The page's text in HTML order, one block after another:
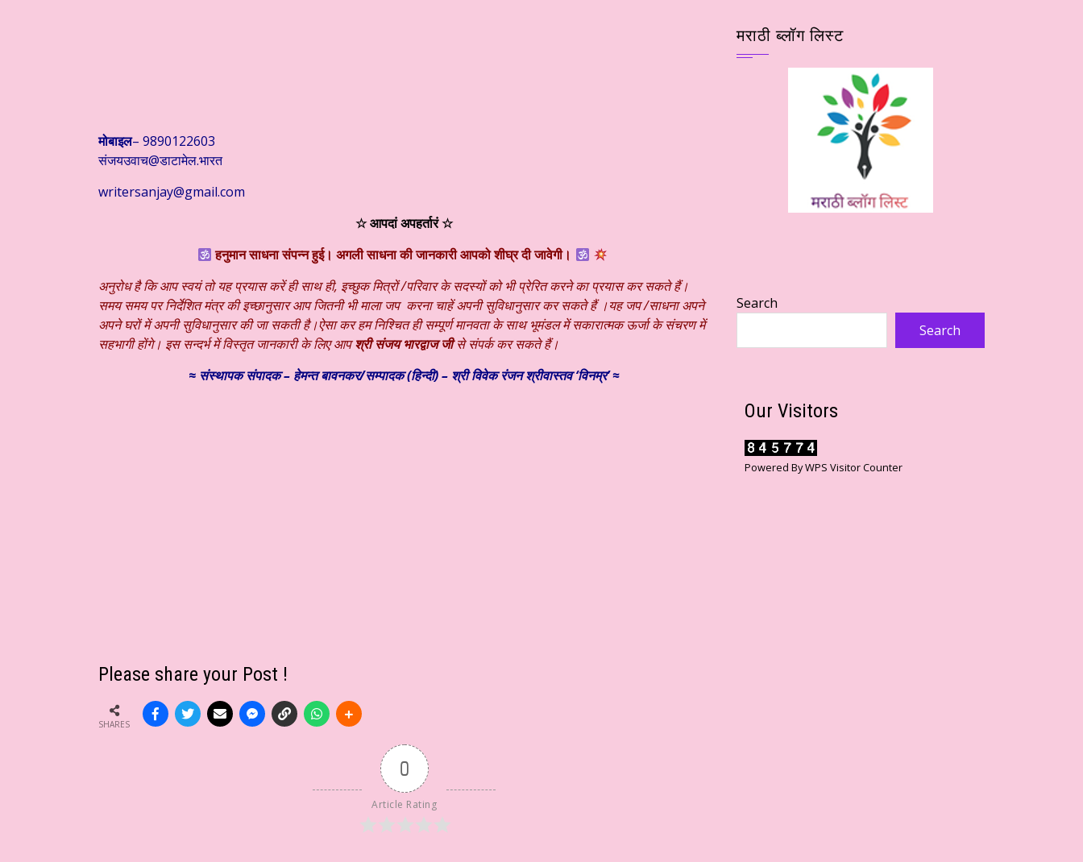
मोबाइल– 9890122603
संजयउवाच@डाटामेल.भारत
writersanjay@gmail.com
☆ आपदां अपहर्तारं ☆
हनुमान साधना संपन्न हुई। अगली साधना की जानकारी आपको शीघ्र दी जावेगी।
अनुरोध है कि आप स्वयं तो यह प्रयास करें ही साथ ही, इच्छुक मित्रों /परिवार के सदस्यों को भी प्रेरित करने का प्रयास कर सकते हैं।
समय समय पर निर्देशित मंत्र की इच्छानुसार आप जितनी भी माला जप करना चाहें अपनी सुविधानुसार कर सकते हैं ।यह जप /साधना अपने
अपने घरों में अपनी सुविधानुसार की जा सकती है।ऐसा कर हम निश्चित ही सम्पूर्ण मानवता के साथ भूमंडल में सकारात्मक ऊर्जा के संचरण में
सहभागी होंगे। इस सन्दर्भ में विस्तृत जानकारी के लिए आपश्री संजय भारद्वाज जीसे संपर्क कर सकते हैं।
≈ संस्थापकसंपादक – हेमन्त बावनकर/सम्पादक (हिन्दी) – श्री विवेक रंजन श्रीवास्तव ‘विनम्र’ ≈
Please share your Post !
SHARES
0
Article Rating
मराठी ब्लॉग लिस्ट
Search
Search
Our Visitors
Powered ByWPS Visitor Counter